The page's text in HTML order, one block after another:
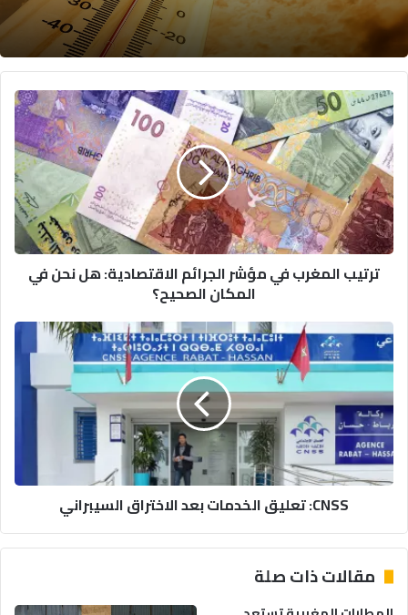
ت
ر
ي
ب
ا
ل
م
غ
ي
م
ؤ
ر
ا
ج
ر
ترتيب المغرب في مؤشر الجرائم الاقتصادية: هل نحن في
المكان الصحيح؟
C
N
S
S
:
ت
ل
ي
د
CNSS: تعليق الخدمات بعد الاختراق السيبراني
مقالات ذات صلة